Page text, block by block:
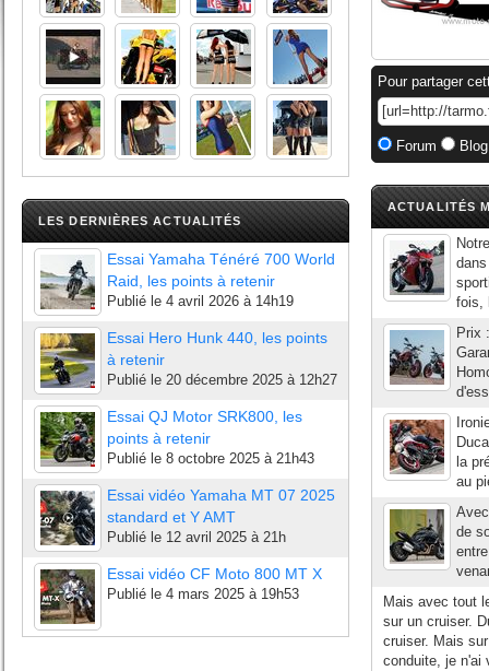
LES DERNIÈRES ACTUALITÉS
Essai Yamaha Ténéré 700 World
Raid, les points à retenir
Publié le 4 avril 2026 à 14h19
Essai Hero Hunk 440, les points
à retenir
Publié le 20 décembre 2025 à 12h27
Essai QJ Motor SRK800, les
points à retenir
Publié le 8 octobre 2025 à 21h43
Essai vidéo Yamaha MT 07 2025
standard et Y AMT
Publié le 12 avril 2025 à 21h
Essai vidéo CF Moto 800 MT X
Publié le 4 mars 2025 à 19h53
Pour partager
Forum
ACTUALITÉS
fois,
Prix
la
au
de
Mais avec tout
sur un cruiser.
cruiser. Mais
conduite, je n'ai